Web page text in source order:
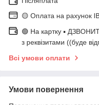
🟡 Оплата на рахунок
🟢 На картку ▪️
з реквізитами ((буде
Всі умови оплати
Умови повернення